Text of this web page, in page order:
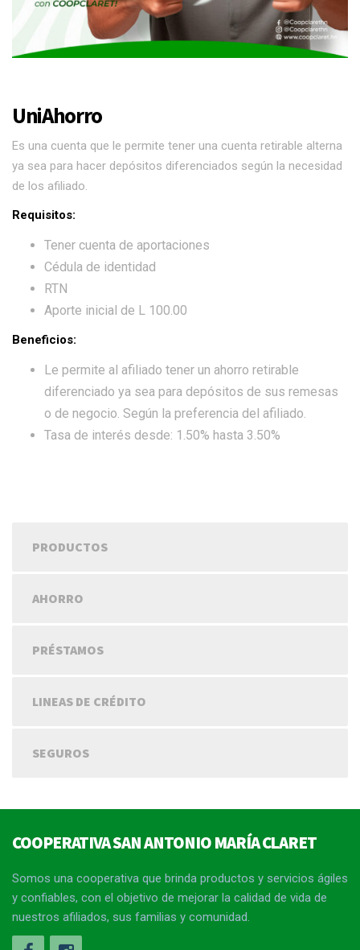
UniAhorro
Es una cuenta que le permite tener una cuenta retirable alterna
ya sea para hacer depósitos diferenciados según la necesidad
de los afiliado.
Requisitos:
Tener cuenta de aportaciones
Cédula de identidad
RTN
Aporte inicial de L 100.00
Beneficios:
Le permite al afiliado tener un ahorro retirable
diferenciado ya sea para depósitos de sus remesas
o de negocio. Según la preferencia del afiliado.
Tasa de interés desde: 1.50% hasta 3.50%
PRODUCTOS
AHORRO
PRÉSTAMOS
LINEAS DE CRÉDITO
SEGUROS
COOPERATIVA SAN ANTONIO MARÍA CLARET
Somos una cooperativa que brinda productos y servicios ágiles
y confiables, con el objetivo de mejorar la calidad de vida de
nuestros afiliados, sus familias y comunidad.